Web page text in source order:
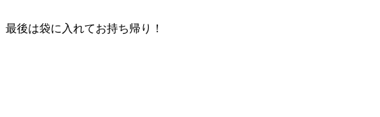
最後は袋に入れてお持ち帰り！